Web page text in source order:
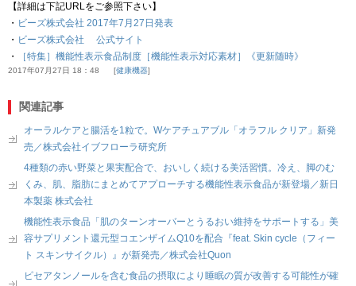
【詳細は下記URLをご参照下さい】
・ ビーズ株式会社 2017年7月27日発表
・ ビーズ株式会社 公式サイト
・
［特集］機能性表示食品制度［機能性表示対応素材］《更新随時》
2017年07月27日 18：48 健康機器
関連記事
オーラルケアと腸活を1粒で。Wケアチュアブル「オラフル クリア」新発
売／株式会社イブフローラ研究所
4種類の赤い野菜と果実配合で、おいしく続ける美活習慣。冷え、脚のむ
くみ、肌、脂肪にまとめてアプローチする機能性表示食品が新登場／新日
本製薬 株式会社
機能性表示食品「肌のターンオーバーとうるおい維持をサポートする」美
容サプリメント還元型コエンザイムQ10を配合『feat. Skin cycle（フィー
ト スキンサイクル）』が新発売／株式会社Quon
ピセアタンノールを含む食品の摂取により睡眠の質が改善する可能性が確